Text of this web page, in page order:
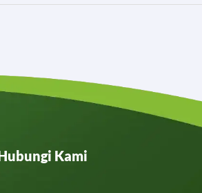
Kami